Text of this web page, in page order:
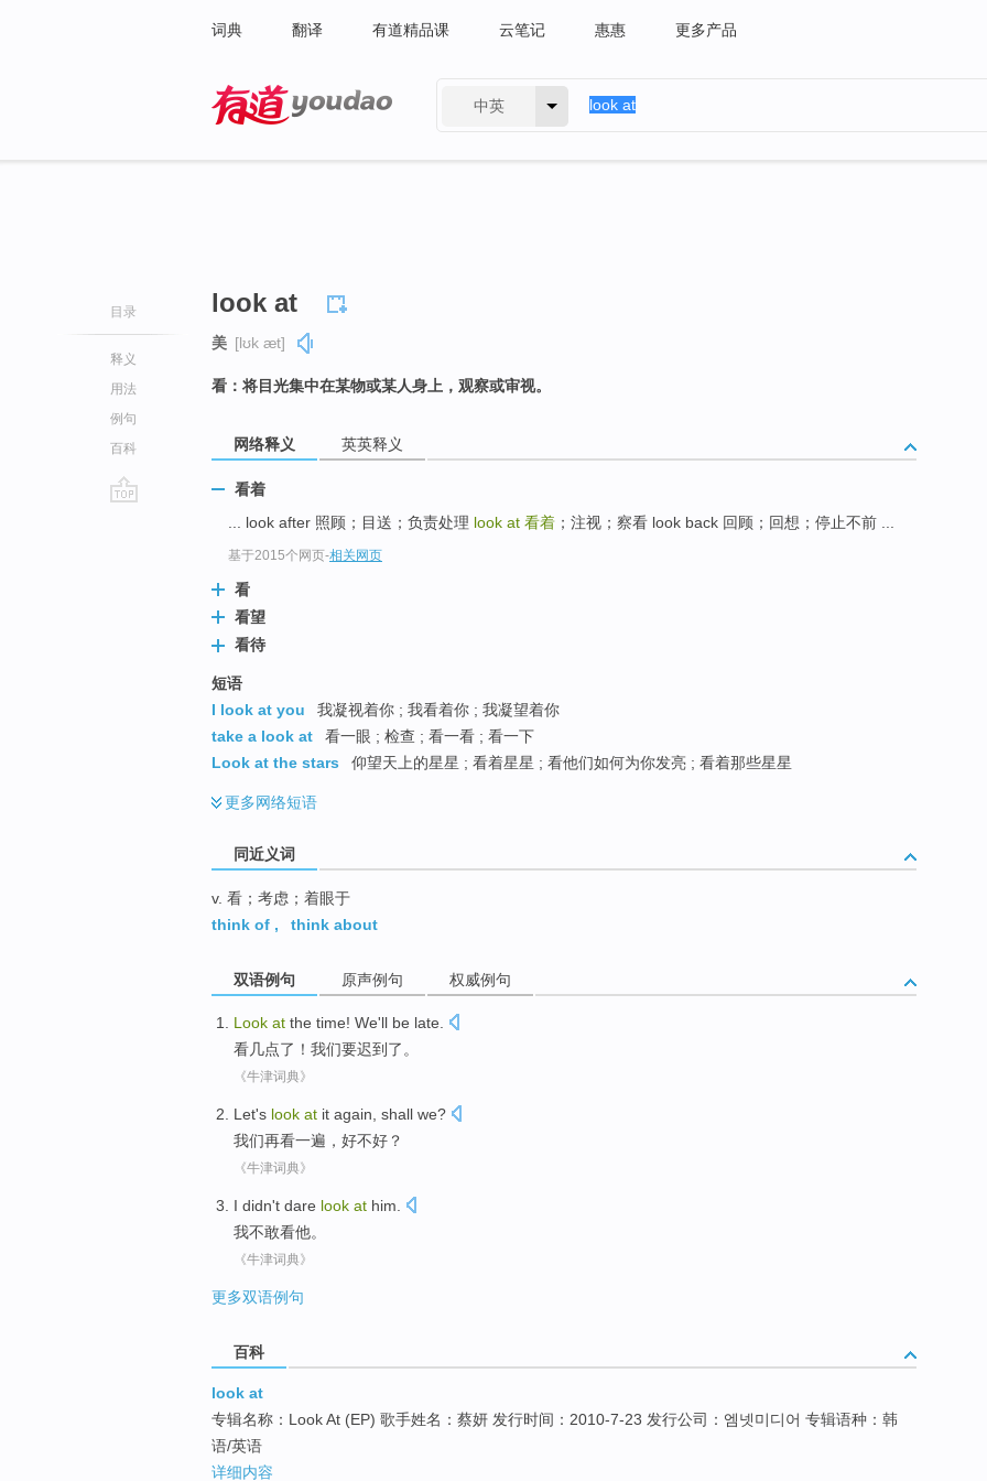
词典 翻译 有道精品课 云笔记 惠惠 更多产品
中英
目录
释义
用法
例句
百科
look at
美 [lʊk æt]
看：将目光集中在某物或某人身上，观察或审视。
网络释义 英英释义
看着
... look after 照顾；目送；负责处理 look at 看着 ；注视；察看 look back 回顾；回想；停止不前 ...
基于2015个网页-相关网页
看
看望
看待
短语
I look at you
我凝视着你 ; 我看着你 ; 我凝望着你
take a look at
看一眼 ; 检查 ; 看一看 ; 看一下
Look at the stars
仰望天上的星星 ; 看着星星 ; 看他们如何为你发亮 ; 看着那些星星
更多网络短语
同近义词
v. 看；考虑；着眼于
think of , think about
双语例句 原声例句 权威例句
Look at the time! We'll be late.
看几点了！ 我们要迟到 了。
《牛津词典》
Let's look at it again shall we?
我们再看一遍 ，好不好？
《牛津词典》
I didn't dare look at him
我不敢看他。
《牛津词典》
更多双语例句
百科
look at
专辑名称：Look At (EP) 歌手姓名：蔡妍 发行时间：2010-7-23 发行公司：엠넷미디어 专辑语种：韩
语/英语
详细内容